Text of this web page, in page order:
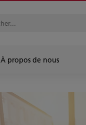
À propos de nous